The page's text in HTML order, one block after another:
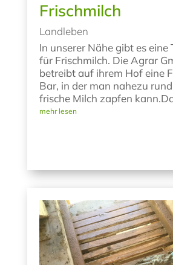
Frischmilch
Landleben
In unserer Nähe gibt es eine
für Frischmilch. Die Agrar
betreibt auf ihrem Hof eine
Bar, in der man nahezu
frische Milch zapfen
mehr lesen